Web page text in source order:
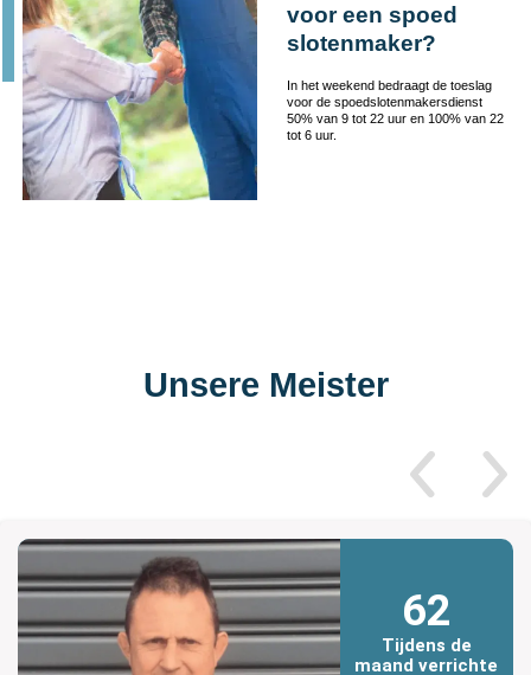
voor een spoed
slotenmaker?
In het weekend bedraagt de toeslag
voor de spoedslotenmakersdienst
50% van 9 tot 22 uur en 100% van 22
tot 6 uur.
Unsere Meister
62
Tijdens de
maand verrichte